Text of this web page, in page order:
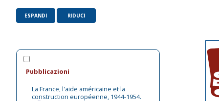
ESPANDI RIDUCI
Pubblicazioni
La France, l'aide américaine et la
construction européenne, 1944-1954.